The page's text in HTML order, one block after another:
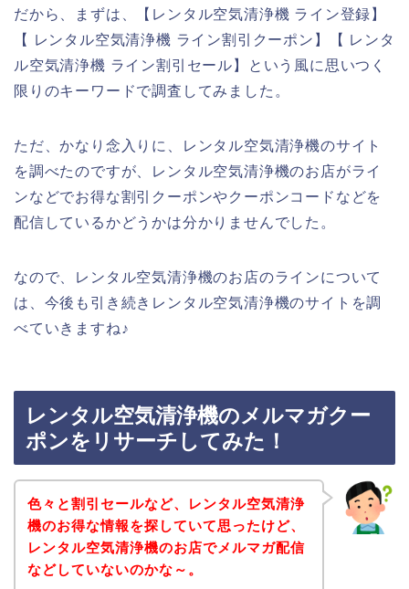
だから、まずは、【レンタル空気清浄機 ライン登録】
【 レンタル空気清浄機 ライン割引クーポン】【 レンタ
ル空気清浄機 ライン割引セール】という風に思いつく
限りのキーワードで調査してみました。
ただ、かなり念入りに、レンタル空気清浄機のサイト
を調べたのですが、レンタル空気清浄機のお店がライ
ンなどでお得な割引クーポンやクーポンコードなどを
配信しているかどうかは分かりませんでした。
なので、レンタル空気清浄機のお店のラインについて
は、今後も引き続きレンタル空気清浄機のサイトを調
べていきますね♪
レンタル空気清浄機のメルマガクー
ポンをリサーチしてみた！
色々と割引セールなど、レンタル空気清浄
機のお得な情報を探していて思ったけど、
レンタル空気清浄機のお店でメルマガ配信
などしていないのかな～。